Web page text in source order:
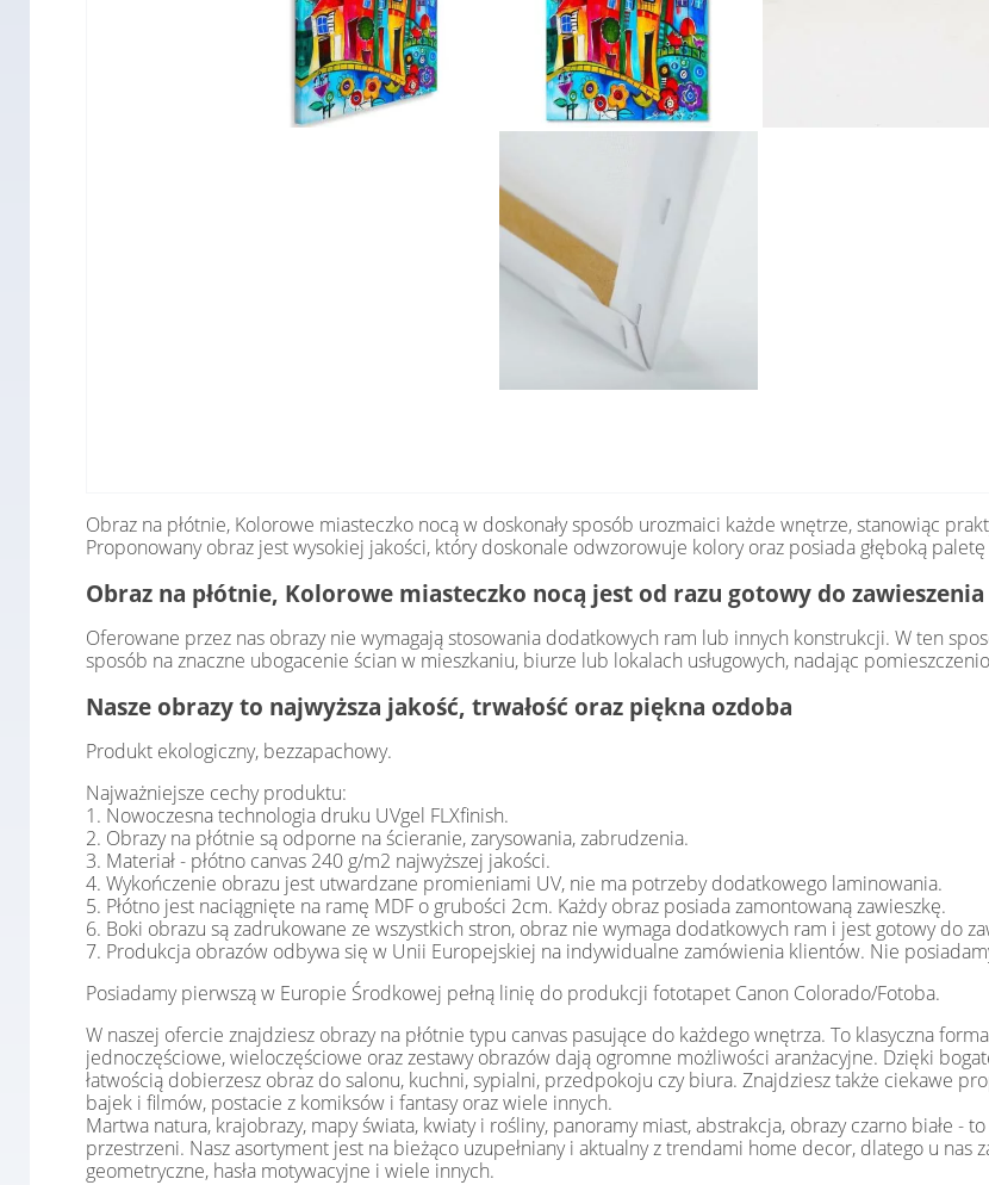
Obraz na płótnie, Kolorowe miasteczko nocą w doskonały sposób urozmaici każde wnętrze, stanowiąc
Proponowany obraz jest wysokiej jakości, który doskonale odwzorowuje kolory oraz posiada głęboką
Obraz na płótnie, Kolorowe miasteczko nocą jest od razu gotowy do
Oferowane przez nas obrazy nie wymagają stosowania dodatkowych ram lub innych konstrukcji. W ten
sposób na znaczne ubogacenie ścian w mieszkaniu, biurze lub lokalach usługowych, nadając
Nasze obrazy to najwyższa jakość, trwałość oraz piękna ozdoba
Produkt ekologiczny, bezzapachowy.
Najważniejsze cechy produktu:
1. Nowoczesna technologia druku UVgel FLXfinish.
2. Obrazy na płótnie są odporne na ścieranie, zarysowania, zabrudzenia.
3. Materiał - płótno canvas 240 g/m2 najwyższej jakości.
4. Wykończenie obrazu jest utwardzane promieniami UV, nie ma potrzeby dodatkowego laminowania.
5. Płótno jest naciągnięte na ramę MDF o grubości 2cm. Każdy obraz posiada zamontowaną zawieszkę.
6. Boki obrazu są zadrukowane ze wszystkich stron, obraz nie wymaga dodatkowych ram i jest gotowy do
7. Produkcja obrazów odbywa się w Unii Europejskiej na indywidualne zamówienia klientów. Nie
Posiadamy pierwszą w Europie Środkowej pełną linię do produkcji fototapet Canon Colorado/Fotoba.
W naszej ofercie znajdziesz obrazy na płótnie typu canvas pasujące do każdego wnętrza. To klasyczna
jednoczęściowe, wieloczęściowe oraz zestawy obrazów dają ogromne możliwości aranżacyjne. Dzięki
łatwością dobierzesz obraz do salonu, kuchni, sypialni, przedpokoju czy biura. Znajdziesz także ciekawe
bajek i filmów, postacie z komiksów i fantasy oraz wiele innych.
Martwa natura, krajobrazy, mapy świata, kwiaty i rośliny, panoramy miast, abstrakcja, obrazy czarno białe -
przestrzeni. Nasz asortyment jest na bieżąco uzupełniany i aktualny z trendami home decor, dlatego u nas
geometryczne, hasła motywacyjne i wiele innych.